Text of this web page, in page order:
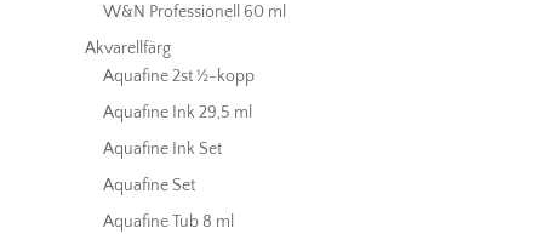
W&N Professionell 60 ml
Akvarellfärg
Aquafine 2st ½-kopp
Aquafine Ink 29,5 ml
Aquafine Ink Set
Aquafine Set
Aquafine Tub 8 ml